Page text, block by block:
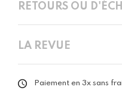
RETOURS OU
LA REVUE
Paiement en 3x sans